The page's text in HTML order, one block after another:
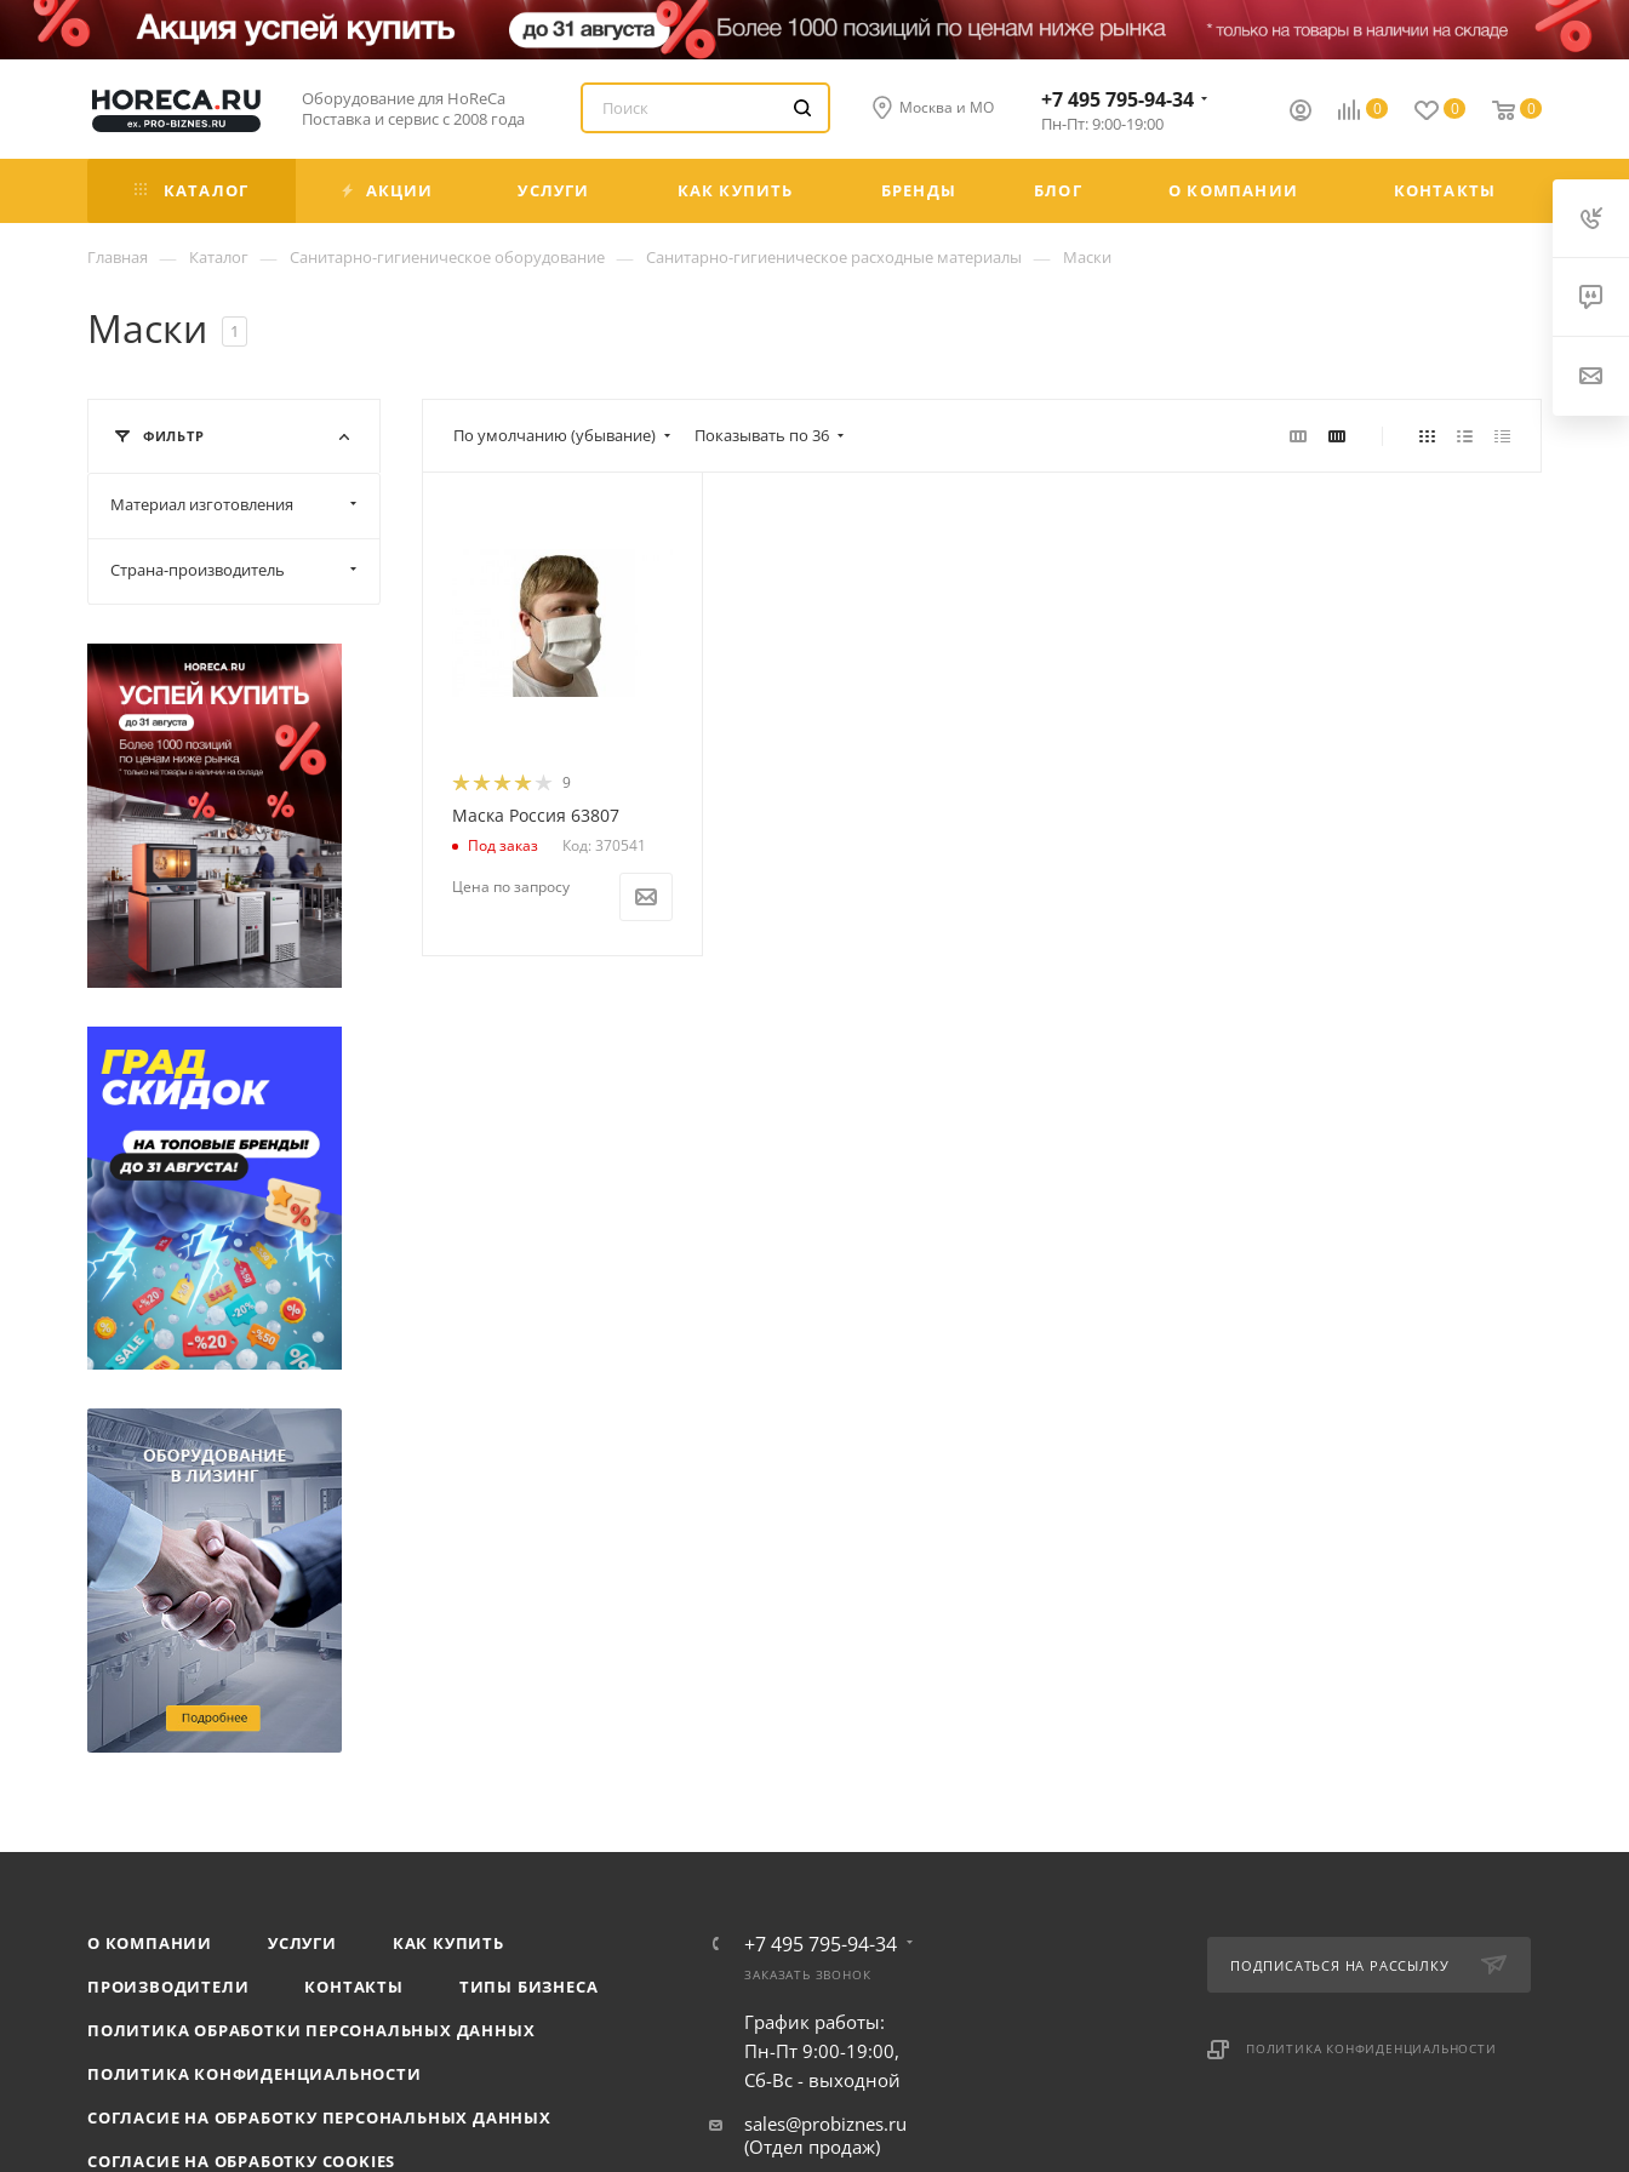
Оборудование для HoReCa
Поставка и сервис с 2008 года
Москва и МО 0 0 0
+7 495 795-94-34
Пн-Пт: 9:00-19:00
КАТАЛОГ АКЦИИ УСЛУГИ КАК КУПИТЬ БРЕНДЫ БЛОГ О КОМПАНИИ КОНТАКТЫ
Главная — Каталог — Санитарно-гигиеническое оборудование — Санитарно-гигиеническое расходные материалы — Маски
Маски 1
По умолчанию (убывание) Показывать по 36
9
Маска Россия 63807
Под заказ Код: 370541
Цена по запросу
ФИЛЬТР
Материал изготовления
Страна-производитель
О КОМПАНИИ УСЛУГИ
КАК КУПИТЬ
ПРОИЗВОДИТЕЛИ
КОНТАКТЫ
ТИПЫ БИЗНЕСА
ПОЛИТИКА ОБРАБОТКИ ПЕРСОНАЛЬНЫХ ДАННЫХ
ПОЛИТИКА КОНФИДЕНЦИАЛЬНОСТИ
СОГЛАСИЕ НА ОБРАБОТКУ ПЕРСОНАЛЬНЫХ ДАННЫХ
СОГЛАСИЕ НА ОБРАБОТКУ COOKIES
+7 495 795-94-34
ЗАКАЗАТЬ ЗВОНОК
График работы:
Пн-Пт 9:00-19:00,
Сб-Вс - выходной
sales@probiznes.ru
(Отдел продаж)
ПОДПИСАТЬСЯ НА РАССЫЛКУ
ПОЛИТИКА КОНФИДЕНЦИАЛЬНОСТИ